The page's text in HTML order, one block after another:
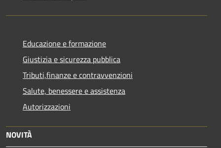
Educazione e formazione
Giustizia e sicurezza pubblica
Tributi,finanze e contravvenzioni
Salute, benessere e assistenza
Autorizzazioni
NOVITÀ